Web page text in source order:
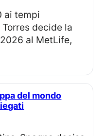
decide la
al MetLife,